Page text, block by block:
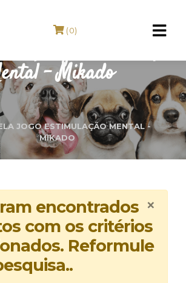
(0)
Jogo Estimulação
- Mikado
JOGO ESTIMULAÇÃO MENTAL -
MIKADO
×
encontrados
com os critérios
Reformule